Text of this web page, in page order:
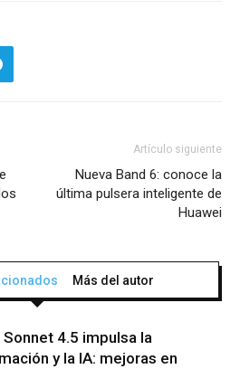
Artículo siguiente
Nueva Band 6: conoce la
última pulsera inteligente de
Huawei
Más del autor
Sonnet 4.5 impulsa la
y la IA: mejoras en